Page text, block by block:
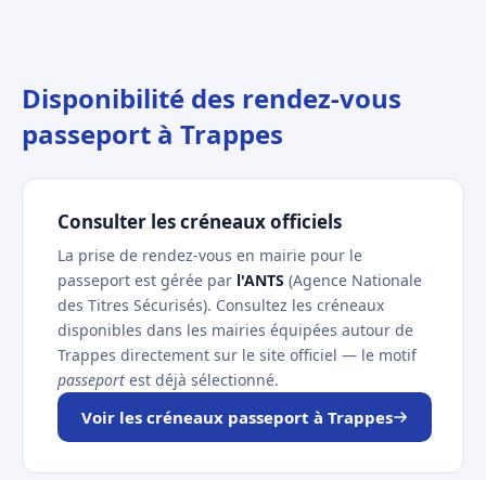
Disponibilité des rendez-vous
passeport à Trappes
Consulter les créneaux officiels
La prise de rendez-vous en mairie pour le
passeport est gérée par l'ANTS (Agence Nationale
des Titres Sécurisés). Consultez les créneaux
disponibles dans les mairies équipées autour de
Trappes directement sur le site officiel — le motif
passeport est déjà sélectionné.
Voir les créneaux passeport à Trappes